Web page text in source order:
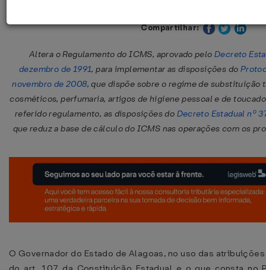
Compartilhar:
Altera o Regulamento do ICMS, aprovado peloDecreto
dezembro de 1991, para implementar as disposições do
novembro de 2008, que dispõe sobre o regime de substituição
cosméticos, perfumaria, artigos de higiene pessoal e de
referido regulamento, as disposições do Decreto Estadual nº
que reduz a base de cálculo do ICMS nas operações com os
O Governador do Estado de Alagoas, no uso das